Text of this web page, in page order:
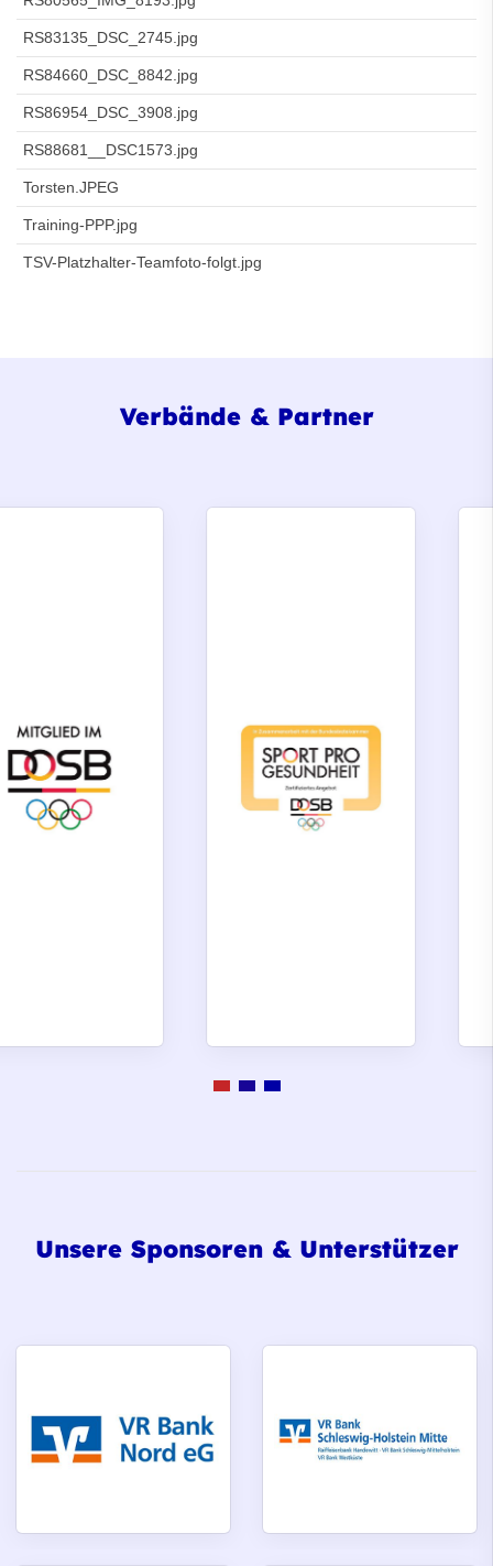
RS83135_DSC_2745.jpg
RS84660_DSC_8842.jpg
RS86954_DSC_3908.jpg
RS88681__DSC1573.jpg
Torsten.JPEG
Training-PPP.jpg
TSV-Platzhalter-Teamfoto-folgt.jpg
Verbände & Partner
Unsere Sponsoren & Unterstützer